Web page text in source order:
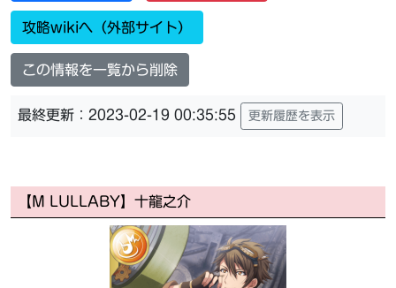
攻略wikiへ（外部サイト）
この情報を一覧から削除
最終更新：2023-02-19 00:35:55 更新履歴を表示
【M LULLABY】十龍之介